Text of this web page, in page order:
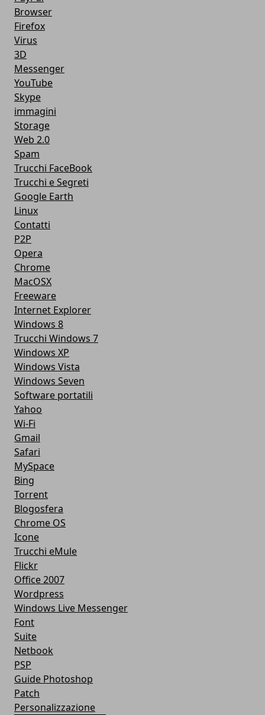
Browser
Firefox
Virus
3D
Messenger
YouTube
Skype
immagini
Storage
Web 2.0
Spam
Trucchi FaceBook
Trucchi e Segreti
Google Earth
Linux
Contatti
P2P
Opera
Chrome
MacOSX
Freeware
Internet Explorer
Windows 8
Trucchi Windows 7
Windows XP
Windows Vista
Windows Seven
Software portatili
Yahoo
Wi-Fi
Gmail
Safari
MySpace
Bing
Torrent
Blogosfera
Chrome OS
Icone
Trucchi eMule
Flickr
Office 2007
Wordpress
Windows Live Messenger
Font
Suite
Netbook
PSP
Guide Photoshop
Patch
Personalizzazione